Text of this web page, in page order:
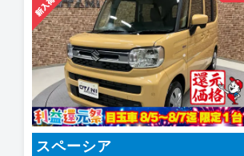
スペーシア